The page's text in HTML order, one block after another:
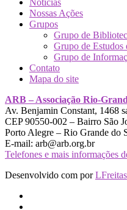
Nossas Ações
Grupos
Grupo de
Grupo de Estudos
Grupo de
Contato
Mapa do site
ARB – Associação Rio-
Av. Benjamin Constant, 1468
CEP 90550-002 – Bairro São
Porto Alegre – Rio Grande do
E-mail: arb@arb.org.br
Telefones e mais informações
Desenvolvido com porLFreitas